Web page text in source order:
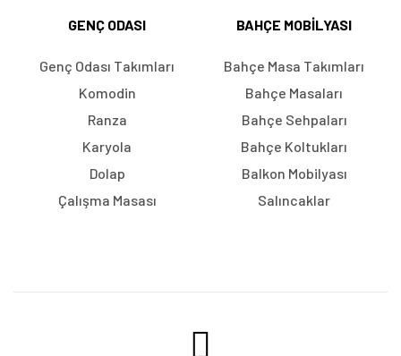
GENÇ ODASI
Genç Odası Takımları
Komodin
Ranza
Karyola
Dolap
Çalışma Masası
BAHÇE MOBILYASI
Bahçe Masa Takımları
Bahçe Masaları
Bahçe Sehpaları
Bahçe Koltukları
Balkon Mobilyası
Salıncaklar